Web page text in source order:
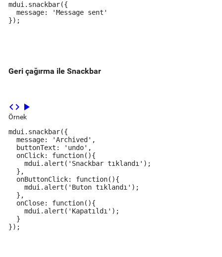
mdui.snackbar({
  message: 'Message sent'
});
Geri çağırma ile Snackbar
code play_arrow
Örnek
mdui.snackbar({
  message: 'Archived',
  buttonText: 'undo',
  onClick: function(){
    mdui.alert('Snackbar tıklandı');
  },
  onButtonClick: function(){
    mdui.alert('Buton tıklandı');
  },
  onClose: function(){
    mdui.alert('Kapatıldı');
  }
});